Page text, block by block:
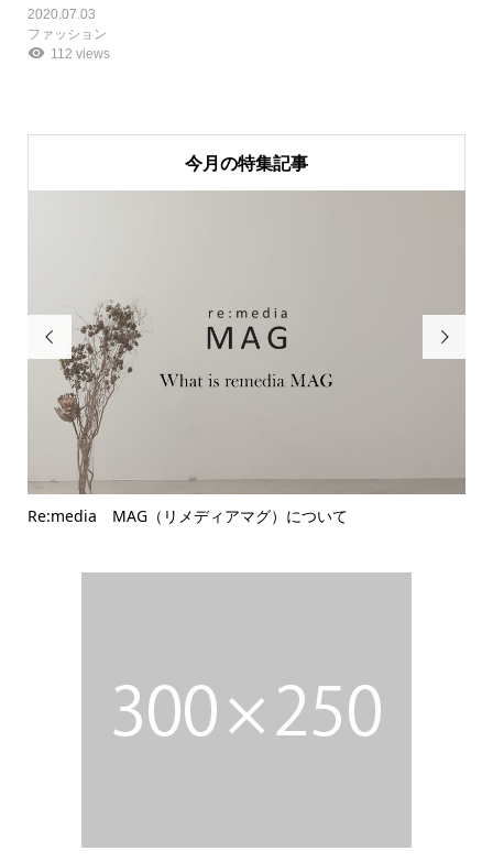
2020.07.03
ファッション
112 views
今月の特集記事

Re:media MAG（リメディアマグ）について
